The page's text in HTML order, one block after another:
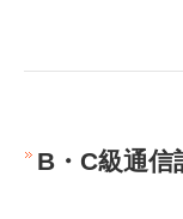
B・C級通信